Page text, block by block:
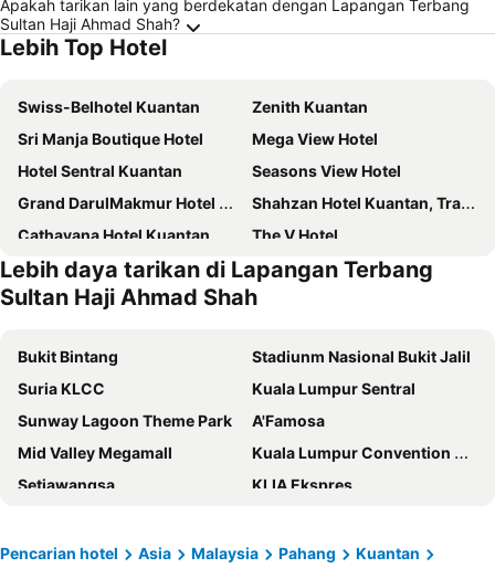
Apakah tarikan lain yang berdekatan dengan Lapangan Terbang
Sultan Haji Ahmad Shah?
Lebih Top Hotel
Swiss-Belhotel Kuantan
Zenith Kuantan
Sri Manja Boutique Hotel
Mega View Hotel
Hotel Sentral Kuantan
Seasons View Hotel
Grand DarulMakmur Hotel Kuantan
Shahzan Hotel Kuantan, Trademark Collection by Wyndham
Cathayana Hotel Kuantan
The V Hotel
Hotel Seri Malaysia Kuantan
Skytree Hotel
Pantai Regal Hotel
Elmark Hotel Kuantan
Hotel Grand Continental Kuantan
Vivo Hotel
Arenaa Batik Boutique Hotel
Rocana Hotel
Mangala Estate Boutique Resort
The Leverage Lite Hotel Kuantan
Riverside Boutique Guesthouse
E-RED HOTEL KUANTAN
GM Hotel Kuantan
Sun Inns Rest House Kuantan
Kosma Boutique Hotel
Casa 96 Villa
Lebih daya tarikan di Lapangan Terbang
Sultan Haji Ahmad Shah
Bukit Bintang
Stadiunm Nasional Bukit Jalil
Suria KLCC
Kuala Lumpur Sentral
Sunway Lagoon Theme Park
A'Famosa
Mid Valley Megamall
Kuala Lumpur Convention Centre
Setiawangsa
KLIA Ekspres
Pasar Payang
Pantai Air Papan
Pencarian hotel Asia Malaysia Pahang
Kuantan